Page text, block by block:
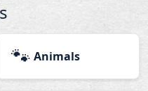
🐾 Animals